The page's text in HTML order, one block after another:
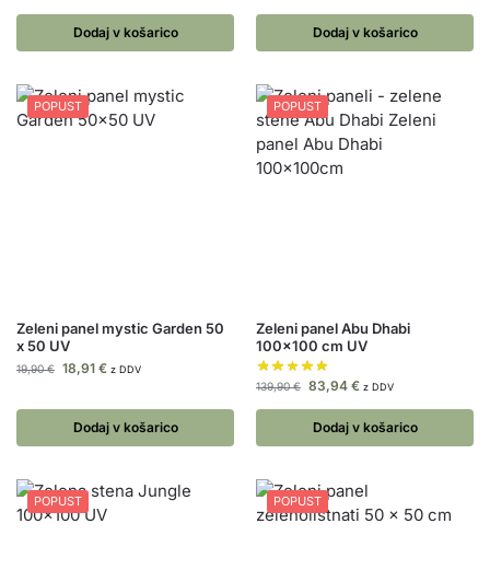
Dodaj v košarico Dodaj v košarico
POPUST
Zeleni panel mystic Garden 50
x 50 UV
19,90€ 18,91 € z DDV
Dodaj v košarico
POPUST
Zeleni panel Abu Dhabi
100×100 cm UV
139,90€ 83,94 € z DDV
Dodaj v košarico
POPUST POPUST